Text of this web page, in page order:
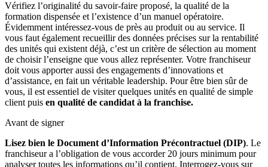
Vérifiez l’originalité du savoir-faire proposé, la qualité de la
formation dispensée et l’existence d’un manuel opératoire.
Évidemment intéressez-vous de près au produit ou au service. Il
vous faut également recueillir des données précises sur la rentabilité
des unités qui existent déjà, c’est un critère de sélection au moment
de choisir l’enseigne que vous allez représenter. Votre franchiseur
doit vous apporter aussi des engagements d’innovations et
d’assistance, en fait un véritable leadership. Pour être bien sûr de
vous, il est essentiel de visiter quelques unités en qualité de simple
client puis en qualité de candidat à la franchise.
Avant de signer
Lisez bien le Document d’Information Précontractuel (DIP). Le
franchiseur a l’obligation de vous accorder 20 jours minimum pour
analyser toutes les informations qu’il contient. Interrogez-vous sur